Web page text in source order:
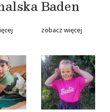
Baden
zobacz więcej